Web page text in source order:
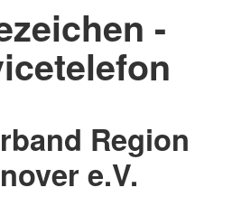
-
Region
e.V.